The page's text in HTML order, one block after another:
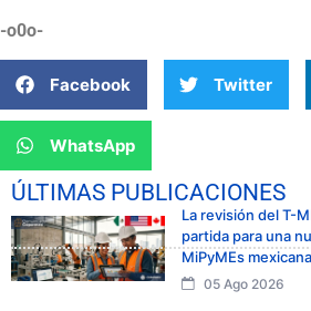
-o0o-
Facebook Twitter
WhatsApp
ÚLTIMAS PUBLICACIONES
La revisión del T-
partida para una
MiPyMEs
05 Ago 2026